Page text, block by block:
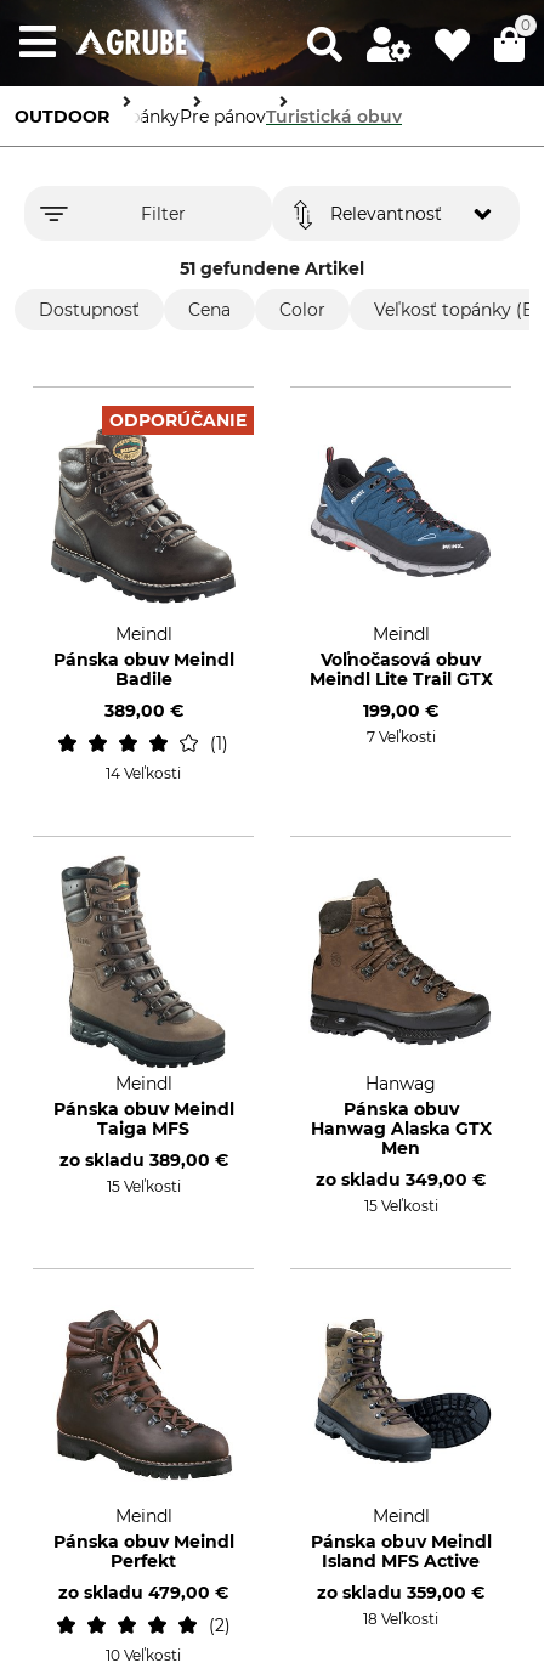
0
OUTDOOR TopánkyPre pánovTuristická obuv
Filter
51 gefundene Artikel
Relevantnosť
Dostupnosť Cena Color Veľkosť topánky
ODPORÚČANIE
Meindl
Pánska obuv Meindl
Badile
389,00 €
1
14 Veľkosti
Meindl
Voľnočasová obuv
Meindl Lite Trail GTX
199,00 €
7 Veľkosti
Meindl
Pánska obuv Meindl
Taiga MFS
zo skladu 389,00 €
15 Veľkosti
Hanwag
Pánska obuv
Hanwag Alaska GTX
Men
zo skladu 349,00 €
15 Veľkosti
Meindl
Pánska obuv Meindl
Perfekt
zo skladu 479,00 €
2
10 Veľkosti
Meindl
Pánska obuv Meindl
Island MFS Active
zo skladu 359,00 €
18 Veľkosti